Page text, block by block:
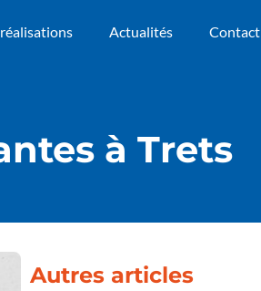
Actualités Contact
à Trets
Autres articles